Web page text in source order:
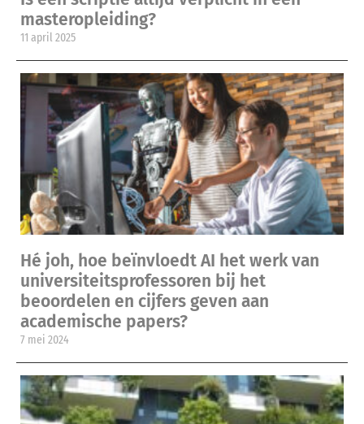
masteropleiding?
11 april 2025
Hé joh, hoe beïnvloedt AI het werk van
universiteitsprofessoren bij het
beoordelen en cijfers geven aan
academische papers?
7 mei 2024